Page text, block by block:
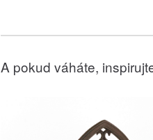
A pokud váháte,